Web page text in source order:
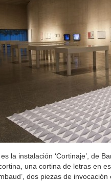
la instalación ‘Cortinaje’, de
una cortina de letras en
dos piezas de